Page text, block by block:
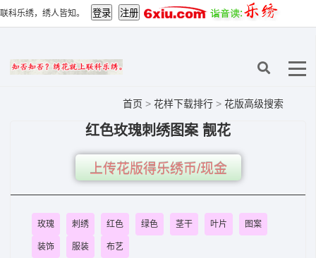
联科乐绣，绣人皆知。
首页 > 花样下载排行 > 花版高级搜索
红色玫瑰刺绣图案 靓花
上传花版得乐绣币/现金
玫瑰 刺绣 红色 绿色 茎干 叶片 图案
装饰 服装 布艺